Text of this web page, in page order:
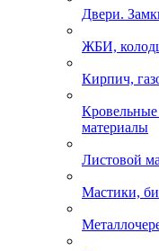
Двери.
ЖБИ,
Кирпич,
материалы
Листовой
Мастики,